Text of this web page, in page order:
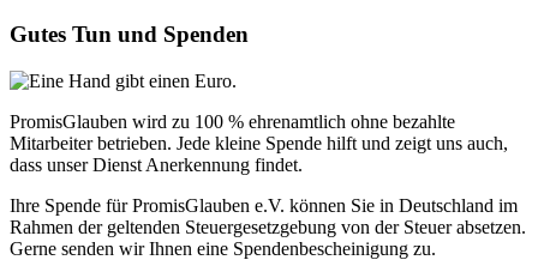
Gutes Tun und Spenden
PromisGlauben wird zu 100 % ehrenamtlich ohne bezahlte
Mitarbeiter betrieben. Jede kleine Spende hilft und zeigt uns auch,
dass unser Dienst Anerkennung findet.
Ihre Spende für PromisGlauben e.V. können Sie in Deutschland im
Rahmen der geltenden Steuergesetzgebung von der Steuer absetzen.
Gerne senden wir Ihnen eine Spendenbescheinigung zu.